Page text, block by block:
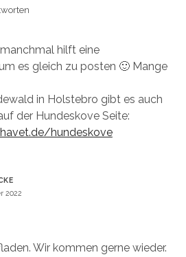
manchmal hilft eine
es gleich zu posten 🙂 Mange
in Holstebro gibt es auch
der Hundeskove Seite:
hundeskove
2022
Wir kommen gerne wieder.